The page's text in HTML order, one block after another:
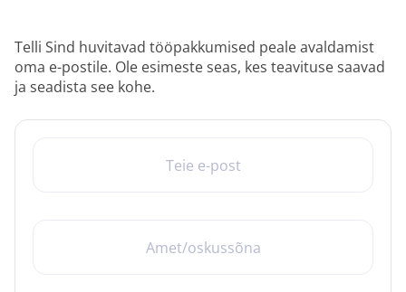
Telli Sind huvitavad tööpakkumised peale avaldamist
oma e-postile. Ole esimeste seas, kes teavituse saavad
ja seadista see kohe.